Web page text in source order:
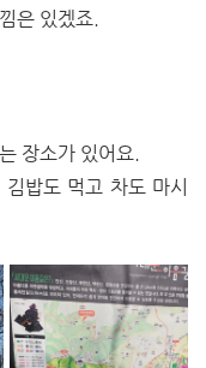
은 있겠죠.
장소가 있어요.
밥도 먹고 차도 마시